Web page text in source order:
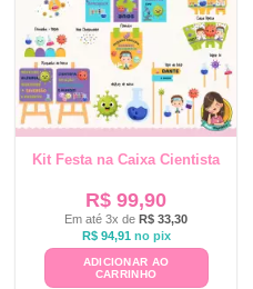
Kit Festa na Caixa Cientista
R$ 99,90
Em até 3x de R$ 33,30
R$94,91 no pix
ADICIONAR AO
CARRINHO